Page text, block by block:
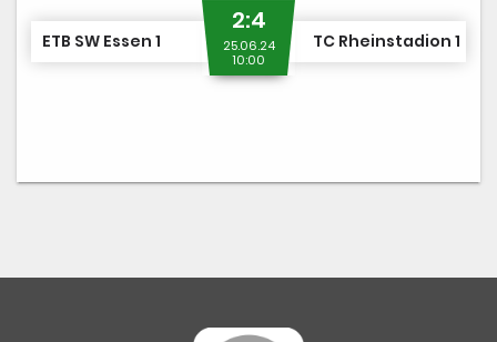
ETB SW Essen 1
2:4
25.06.24
10:00
TC Rheinstadion 1